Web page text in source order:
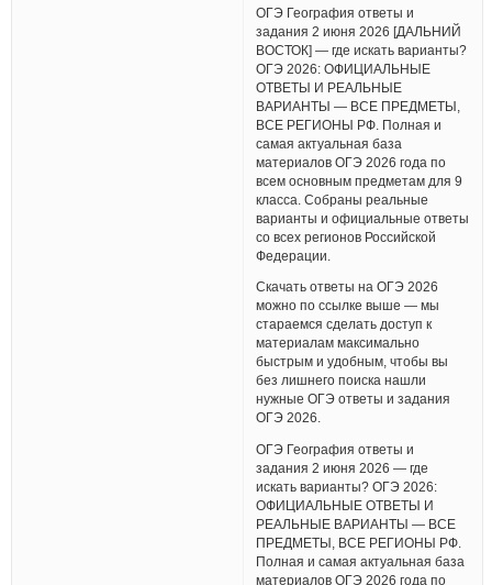
ОГЭ География ответы и
задания 2 июня 2026 [ДАЛЬНИЙ
ВОСТОК] — где искать варианты?
ОГЭ 2026: ОФИЦИАЛЬНЫЕ
ОТВЕТЫ И РЕАЛЬНЫЕ
ВАРИАНТЫ — ВСЕ ПРЕДМЕТЫ,
ВСЕ РЕГИОНЫ РФ. Полная и
самая актуальная база
материалов ОГЭ 2026 года по
всем основным предметам для 9
класса. Собраны реальные
варианты и официальные ответы
со всех регионов Российской
Федерации.
Скачать ответы на ОГЭ 2026
можно по ссылке выше — мы
стараемся сделать доступ к
материалам максимально
быстрым и удобным, чтобы вы
без лишнего поиска нашли
нужные ОГЭ ответы и задания
ОГЭ 2026.
ОГЭ География ответы и
задания 2 июня 2026 — где
искать варианты? ОГЭ 2026:
ОФИЦИАЛЬНЫЕ ОТВЕТЫ И
РЕАЛЬНЫЕ ВАРИАНТЫ — ВСЕ
ПРЕДМЕТЫ, ВСЕ РЕГИОНЫ РФ.
Полная и самая актуальная база
материалов ОГЭ 2026 года по